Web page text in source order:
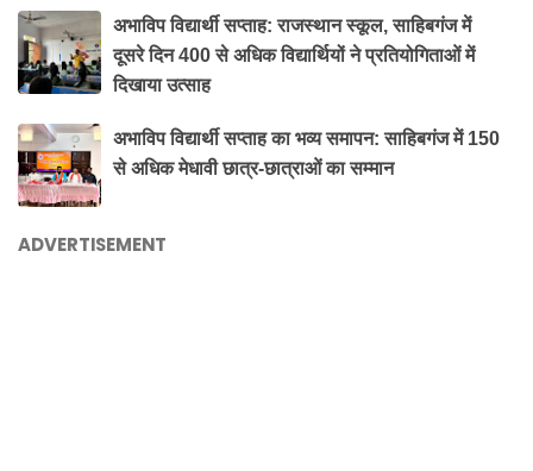
अभाविप विद्यार्थी सप्ताह: राजस्थान स्कूल, साहिबगंज में
दूसरे दिन 400 से अधिक विद्यार्थियों ने प्रतियोगिताओं में
दिखाया उत्साह
अभाविप विद्यार्थी सप्ताह का भव्य समापन: साहिबगंज में 150
से अधिक मेधावी छात्र-छात्राओं का सम्मान
ADVERTISEMENT